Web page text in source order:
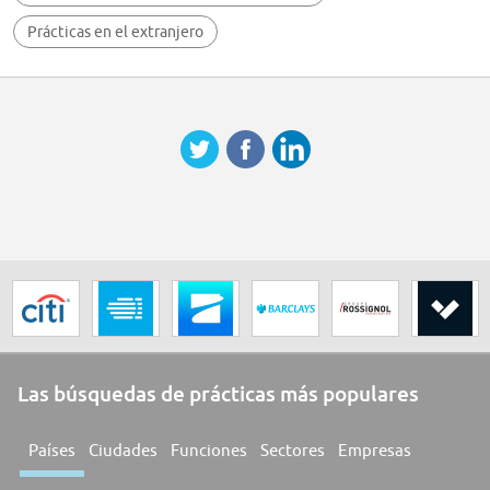
Ihr Profil:
* Eingeschriebene:r Student:in (fortgeschrittenes Bachelor- oder
* Strukturierte, zuverlässige und eigenständige Arbeitsweise
* Einsatzdauer: idealerweise 6-12 Monate
* Arbeitszeit: ca. 15-20 Stunden pro Woche
Remote-Möglichkeit
Was wir bieten:
Prácticas en el extranjero
Las búsquedas de prácticas más populares
Países Ciudades Funciones Sectores Empresas